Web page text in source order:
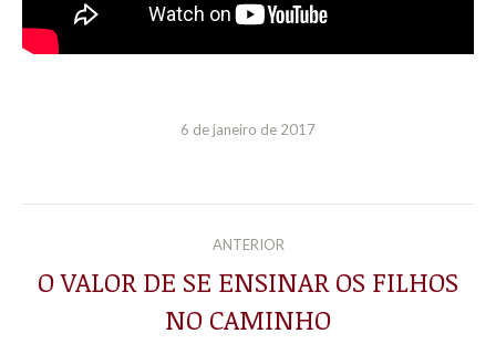
6 de janeiro de 2017
NAVEGAÇÃO
DE
ANTERIOR
Post
anterior:
O VALOR DE SE ENSINAR OS FILHOS
NO CAMINHO